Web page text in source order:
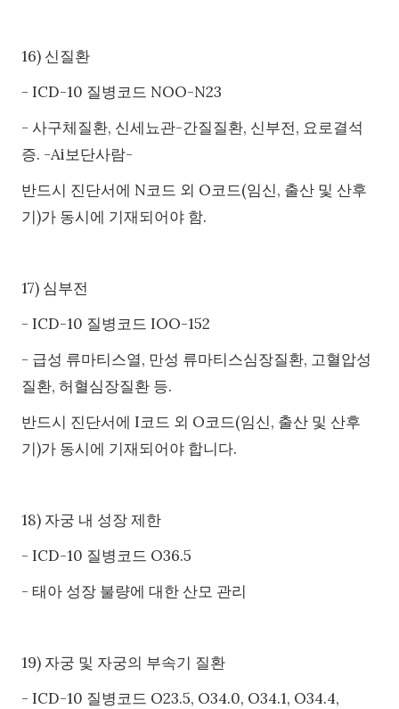
16) 신질환
- ICD-10 질병코드 NOO-N23
- 사구체질환, 신세뇨관-간질질환, 신부전, 요로결석
증. -Ai보단사람-
반드시 진단서에 N코드 외 O코드(임신, 출산 및 산후
기)가 동시에 기재되어야 함.
17) 심부전
- ICD-10 질병코드 IOO-152
- 급성 류마티스열, 만성 류마티스심장질환, 고혈압성
질환, 허혈심장질환 등.
반드시 진단서에 I코드 외 O코드(임신, 출산 및 산후
기)가 동시에 기재되어야 합니다.
18) 자궁 내 성장 제한
- ICD-10 질병코드 O36.5
- 태아 성장 불량에 대한 산모 관리
19) 자궁 및 자궁의 부속기 질환
- ICD-10 질병코드 O23.5, O34.0, O34.1, O34.4,